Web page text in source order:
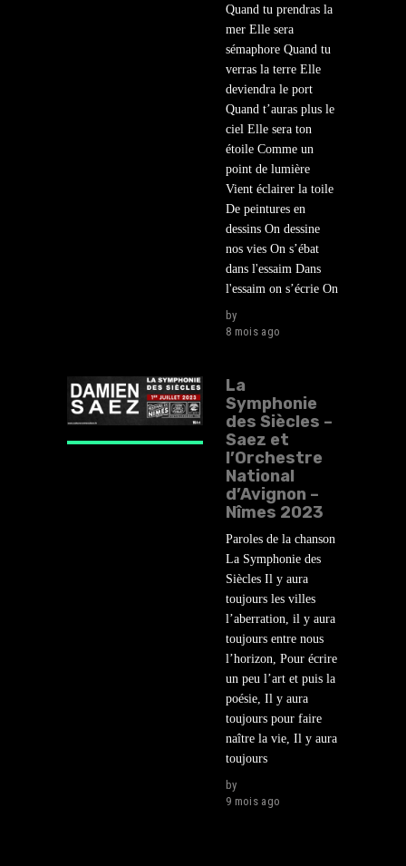
Quand tu prendras la
mer Elle sera
sémaphore Quand tu
verras la terre Elle
deviendra le port
Quand t’auras plus le
ciel Elle sera ton
étoile Comme un
point de lumière
Vient éclairer la toile
De peintures en
dessins On dessine
nos vies On s’ébat
dans l'essaim Dans
l'essaim on s’écrie On
by
8 mois ago
La
Symphonie
des Siècles –
Saez et
l’Orchestre
National
d’Avignon –
Nîmes 2023
Paroles de la chanson
La Symphonie des
Siècles Il y aura
toujours les villes
l’aberration, il y aura
toujours entre nous
l’horizon, Pour écrire
un peu l’art et puis la
poésie, Il y aura
toujours pour faire
naître la vie, Il y aura
toujours
by
9 mois ago